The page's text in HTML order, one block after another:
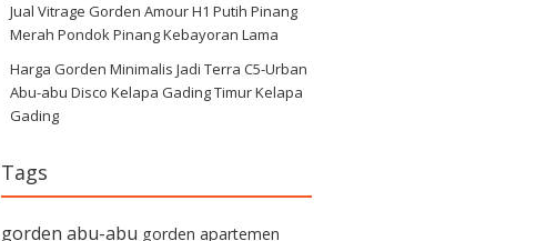
Jual Vitrage Gorden Amour H1 Putih Pinang
Merah Pondok Pinang Kebayoran Lama
Harga Gorden Minimalis Jadi Terra C5-Urban
Abu-abu Disco Kelapa Gading Timur Kelapa
Gading
Tags
gorden abu-abu gorden apartemen